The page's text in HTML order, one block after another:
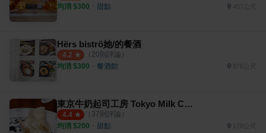
均消 $300 ・ 甜點 457公尺
Hërs biströ她/的餐酒
4.2 （ 20則評論）
均消 $300 ・ 餐酒館
東京牛奶起司工房 Tokyo Milk Cheese Factory 南山店
4.4 （ 37則評論）
均消 $200 ・ 甜點